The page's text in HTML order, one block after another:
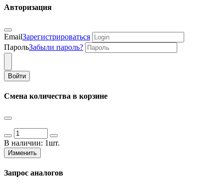
Авторизация
EmailЗарегистрироваться
ПарольЗабыли пароль?
Войти
Смена количества в корзине
В наличии: 1шт.
Изменить
Запрос аналогов